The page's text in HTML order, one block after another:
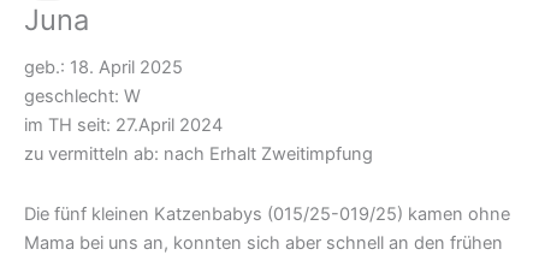
Juna
geb.: 18. April 2025
geschlecht: W
im TH seit: 27.April 2024
zu vermitteln ab: nach Erhalt Zweitimpfung
Die fünf kleinen Katzenbabys (015/25-019/25) kamen ohne
Mama bei uns an, konnten sich aber schnell an den frühen